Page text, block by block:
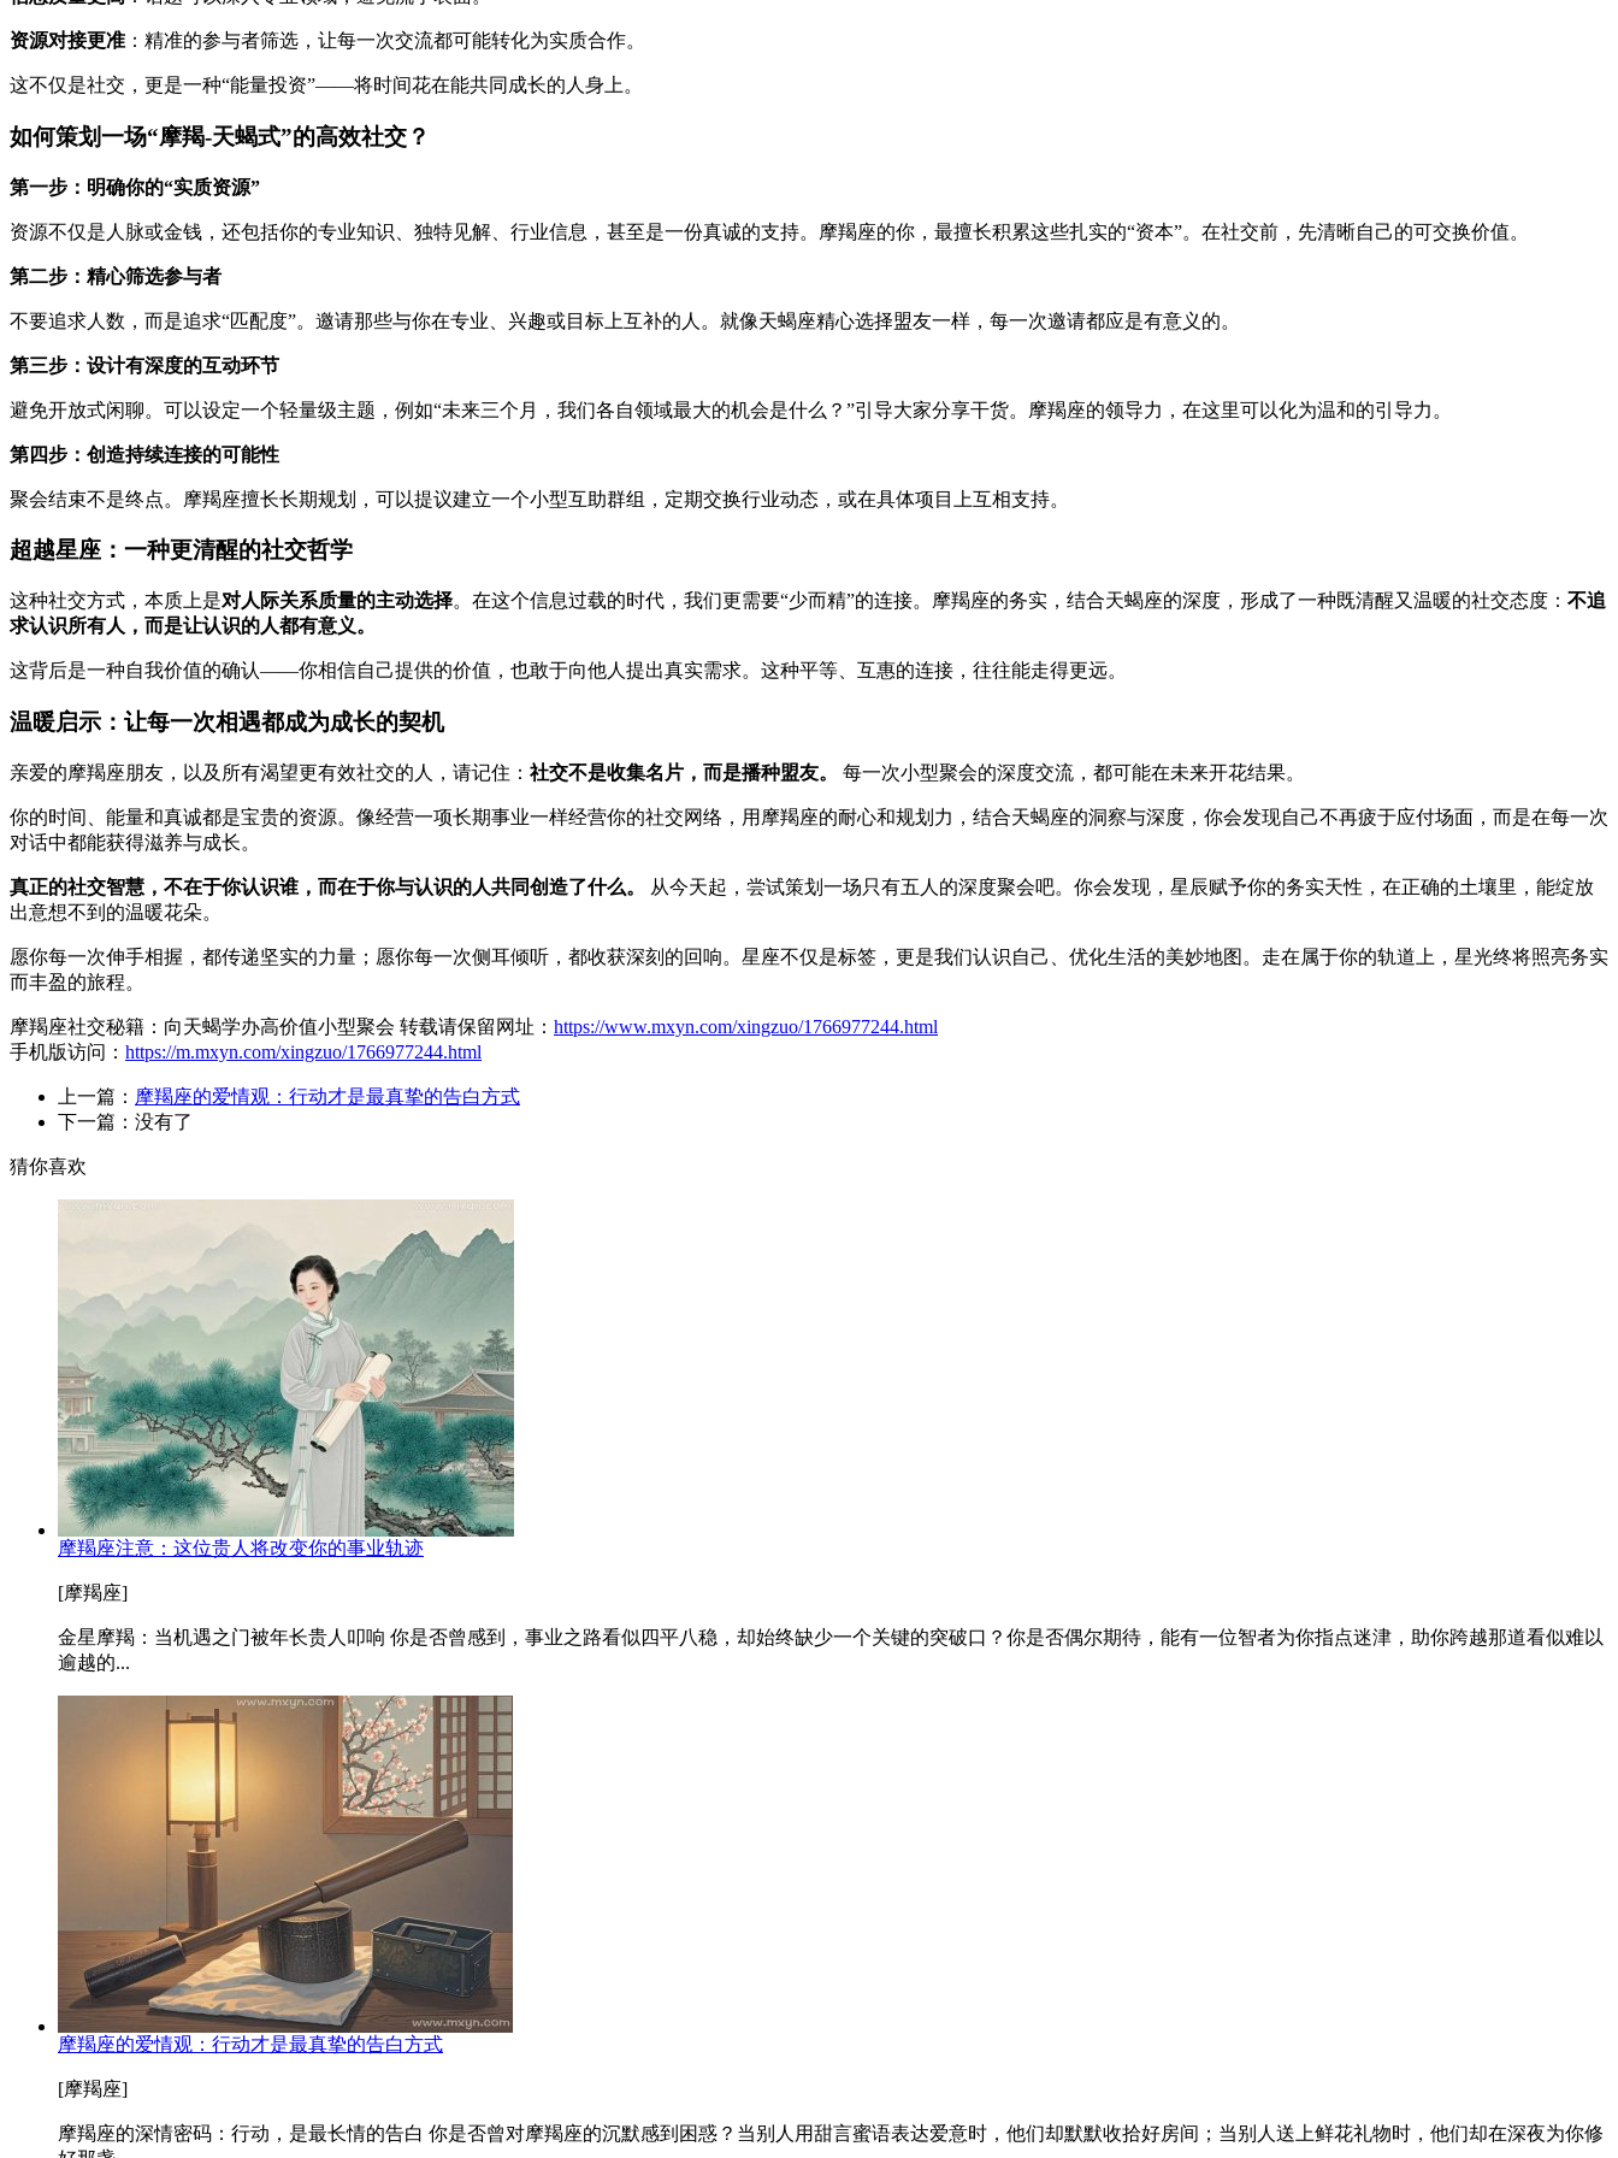
资源对接更准 ：精准的参与者筛选，让每一次交流都可能转化为实质合作。
这不仅是社交，更是一种“能量投资”——将时间花在能共同成长的人身上。
如何策划一场“摩羯-天蝎式”的高效社交？
第一步：明确你的“实质资源”
资源不仅是人脉或金钱，还包括你的专业知识、独特见解、行业信息，甚至是一份真诚的支持。摩羯座的你，最擅长积累这些扎实的“资本”。在社交前，先清晰自己的可交换价值。
第二步：精心筛选参与者
不要追求人数，而是追求“匹配度”。邀请那些与你在专业、兴趣或目标上互补的人。就像天蝎座精心选择盟友一样，每一次邀请都应是有意义的。
第三步：设计有深度的互动环节
避免开放式闲聊。可以设定一个轻量级主题，例如“未来三个月，我们各自领域最大的机会是什么？”引导大家分享干货。摩羯座的领导力，在这里可以化为温和的引导力。
第四步：创造持续连接的可能性
聚会结束不是终点。摩羯座擅长长期规划，可以提议建立一个小型互助群组，定期交换行业动态，或在具体项目上互相支持。
超越星座：一种更清醒的社交哲学
这种社交方式，本质上是对人际关系质量的主动选择。在这个信息过载的时代，我们更需要“少而精”的连接。摩羯座的务实，结合天蝎座的深度，形成了一种既清醒又温暖的社交态度： 不追
求认识所有人，而是让认识的人都有意义。
这背后是一种自我价值的确认——你相信自己提供的价值，也敢于向他人提出真实需求。这种平等、互惠的连接，往往能走得更远。
温暖启示：让每一次相遇都成为成长的契机
亲爱的摩羯座朋友，以及所有渴望更有效社交的人，请记住： 社交不是收集名片，而是播种盟友。 每一次小型聚会的深度交流，都可能在未来开花结果。
你的时间、能量和真诚都是宝贵的资源。像经营一项长期事业一样经营你的社交网络，用摩羯座的耐心和规划力，结合天蝎座的洞察与深度，你会发现自己不再疲于应付场面，而是在每一次
对话中都能获得滋养与成长。
真正的社交智慧，不在于你认识谁，而在于你与认识的人共同创造了什么。
从今天起，尝试策划一场只有五人的深度聚会吧。你会发现，星辰赋予你的务实天性，在正确的土壤里，能绽放
出意想不到的温暖花朵。
愿你每一次伸手相握，都传递坚实的力量；愿你每一次侧耳倾听，都收获深刻的回响。星座不仅是标签，更是我们认识自己、优化生活的美妙地图。走在属于你的轨道上，星光终将照亮务实
而丰盈的旅程。
摩羯座社交秘籍：向天蝎学办高价值小型聚会 转载请保留网址： https://www.mxyn.com/xingzuo/1766977244.html
手机版访问： https://m.mxyn.com/xingzuo/1766977244.html
上一篇： 摩羯座的爱情观：行动才是最真挚的告白方式
下一篇：没有了
猜你喜欢
摩羯座注意：这位贵人将改变你的事业轨迹
[摩羯座]
金星摩羯：当机遇之门被年长贵人叩响 你是否曾感到，事业之路看似四平八稳，却始终缺少一个关键的突破口？你是否偶尔期待，能有一位智者为你指点迷津，助你跨越那道看似难以
逾越的...
摩羯座的爱情观：行动才是最真挚的告白方式
[摩羯座]
摩羯座的深情密码：行动，是最长情的告白 你是否曾对摩羯座的沉默感到困惑？当别人用甜言蜜语表达爱意时，他们却默默收拾好房间；当别人送上鲜花礼物时，他们却在深夜为你修